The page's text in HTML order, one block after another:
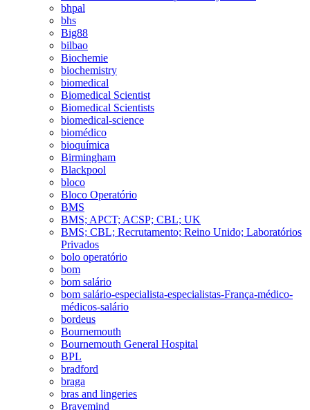
bhpal
bhs
Big88
bilbao
Biochemie
biochemistry
biomedical
Biomedical Scientist
Biomedical Scientists
biomedical-science
biomédico
bioquímica
Birmingham
Blackpool
bloco
Bloco Operatório
BMS
BMS; APCT; ACSP; CBL; UK
BMS; CBL; Recrutamento; Reino Unido; Laboratórios
Privados
bolo operatório
bom
bom salário
bom salário-especialista-especialistas-França-médico-
médicos-salário
bordeus
Bournemouth
Bournemouth General Hospital
BPL
bradford
braga
bras and lingeries
Bravemind